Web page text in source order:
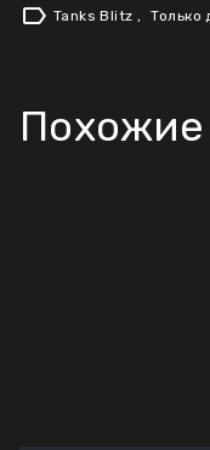
label Tanks Blitz , Только